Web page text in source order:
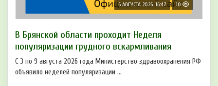
6 АВГУСТА 2026, 16:47 10
В Брянской области проходит Неделя
популяризации грудного вскармливания
С 3 по 9 августа 2026 года Министерство здравоохранения РФ
объявило неделей популяризации ...